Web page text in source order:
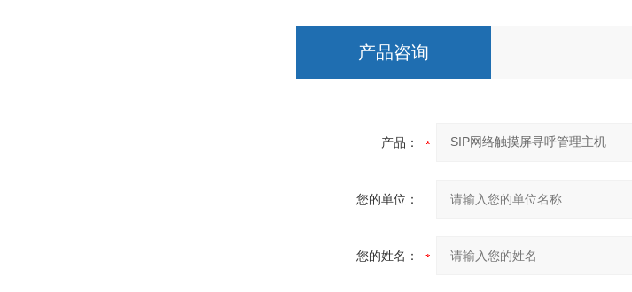
产品咨询
产品：
您的单位：
您的姓名：